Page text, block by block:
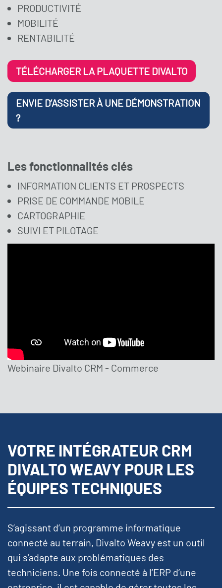
PRODUCTIVITÉ
MOBILITÉ
RENTABILITÉ
TÉLÉCHARGER LA PLAQUETTE DIVALTO
ENVIE D’ASSISTER À UNE DÉMONSTRATION
?
Les fonctionnalités clés
INFORMATION CLIENTS ET PROSPECTS
PRISE DE COMMANDE MOBILE
CARTOGRAPHIE
SUIVI ET PILOTAGE
Webinaire Divalto CRM - Commerce
VOTRE INTÉGRATEUR CRM
DIVALTO WEAVY POUR LES
ÉQUIPES TECHNIQUES
S’agissant d’un programme informatique
connecté au terrain, Divalto Weavy est un outil
qui s’adapte aux problématiques des
techniciens. Une fois connecté à l’ERP d’une